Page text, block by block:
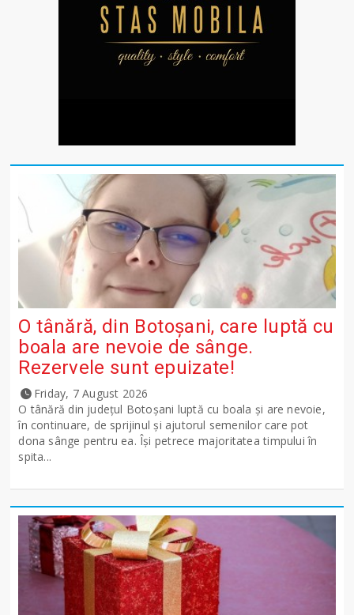
O tânără, din Botoșani, care luptă cu
boala are nevoie de sânge.
Rezervele sunt epuizate!
Friday, 7 August 2026
O tânără din județul Botoșani luptă cu boala și are nevoie,
în continuare, de sprijinul și ajutorul semenilor care pot
dona sânge pentru ea. Își petrece majoritatea timpului în
spita...